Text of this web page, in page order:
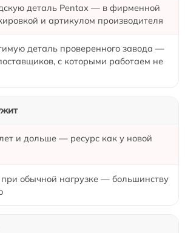
деталь Pentax — в фирменной
и артикулом производителя
деталь проверенного завода —
с которыми работаем не
и дольше — ресурс как у новой
при обычной нагрузке — большинству